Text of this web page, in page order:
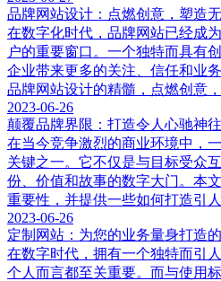
品牌网站设计：点燃创意，塑造
在数字化时代，品牌网站已经成
户的重要窗口。一个独特而具有
企业带来更多的关注、信任和业
品牌网站设计的精髓，点燃创意
2023-06-26
颠覆品牌界限：打造令人心驰神
在当今竞争激烈的商业环境中，
关键之一。它不仅是与目标受众
份、价值和故事的数字大门。本
重要性，并提供一些如何打造引
2023-06-26
定制网站：为您的业务量身打造
在数字时代，拥有一个独特而引
个人而言都至关重要。而与使用